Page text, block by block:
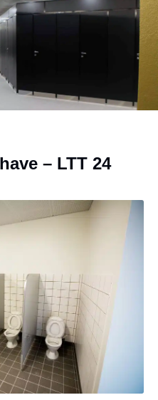
– LTT 24